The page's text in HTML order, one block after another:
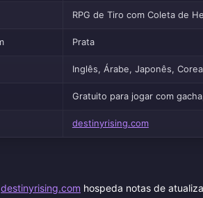
RPG de Tiro com Coleta de
Prata
Inglês, Árabe, Japonês,
Gratuito para jogar com
destinyrising.com
destinyrising.com hospeda notas de